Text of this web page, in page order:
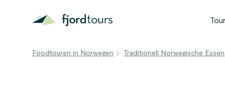
Foodtouren in Norwegen Traditionell Norwegische Essen